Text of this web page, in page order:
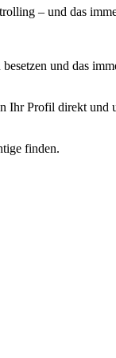
– und das
und das
Ihr Profil direkt und
finden.